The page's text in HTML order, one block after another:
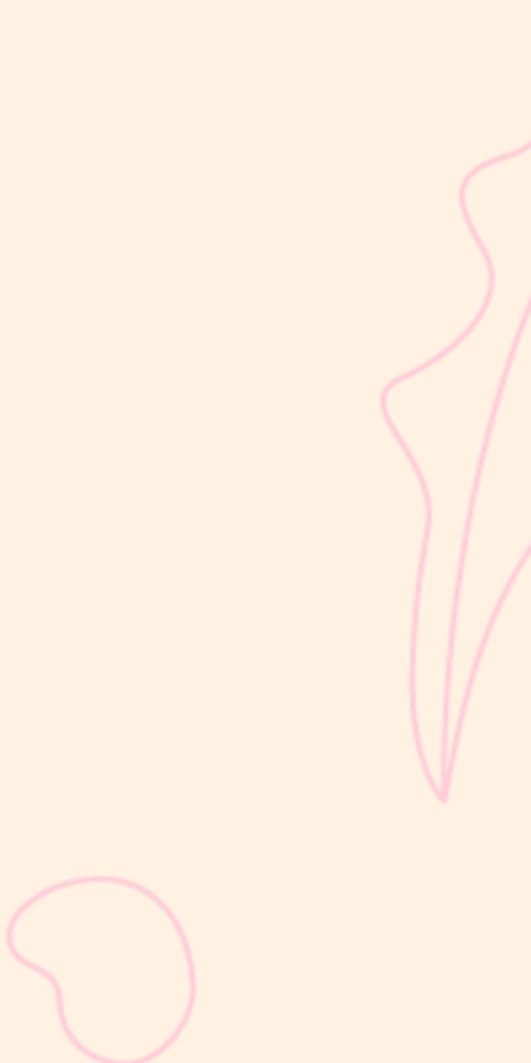
dalam masa 1000 Hari Pertama Kehidupan (HPK). Pada tahap ini,
perkembangan si Kecil berlangsung sangat pesat, mulai dari
kemampuan berjalan, berbicara, hingga berinteraksi dengan orang
Selain berat badan, tinggi badan menjadi salah satu indikator
utama untuk menilai apakah tumbuh kembang si Kecil berjalan